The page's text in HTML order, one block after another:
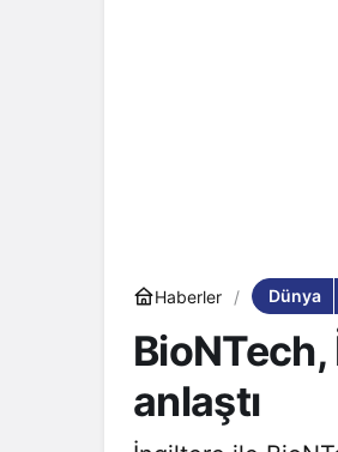
Haberler Dünya
anlaştı